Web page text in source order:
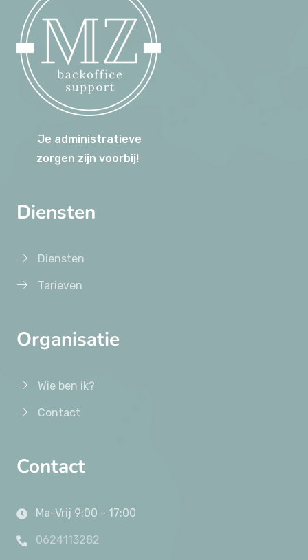
Je administratieve
zorgen zijn voorbij!
Diensten
Diensten
Tarieven
Organisatie
Wie ben ik?
Contact
Contact
Ma-Vrij 9:00 - 17:00
0624113282